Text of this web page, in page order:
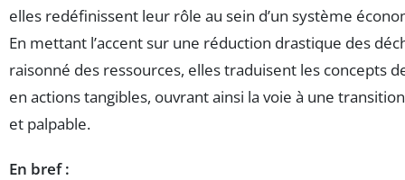
elles redéfinissent leur rôle au sein d’un système
En mettant l’accent sur une réduction drastique des
raisonné des ressources, elles traduisent les concepts
en actions tangibles, ouvrant ainsi la voie à une
et palpable.
En bref :